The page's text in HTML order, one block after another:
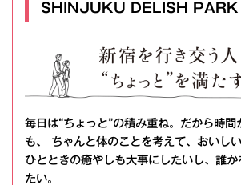
SHINJUKU DELISH PARK
毎日は“ちょっと”の積み重ね。だから時間
も、 ちゃんと体のことを考えて、おいし
ひとときの癒やしも大事にしたいし、誰
たい。